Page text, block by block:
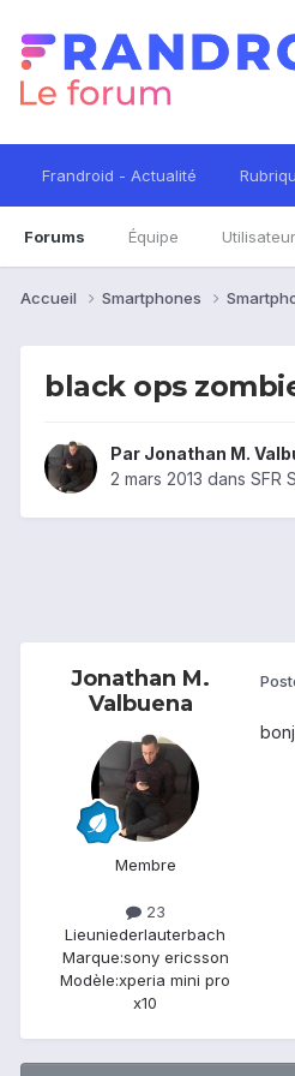
Frandroid - Actualité
Forums Équipe
Accueil Smartphones
black ops
Par Jonathan M.
2 mars 2013 dans SFR
Jonathan M.
Valbuena
Membre
23
Lieuniederlauterbach
Marque:sony ericsson
Modèle:xperia mini pro
x10